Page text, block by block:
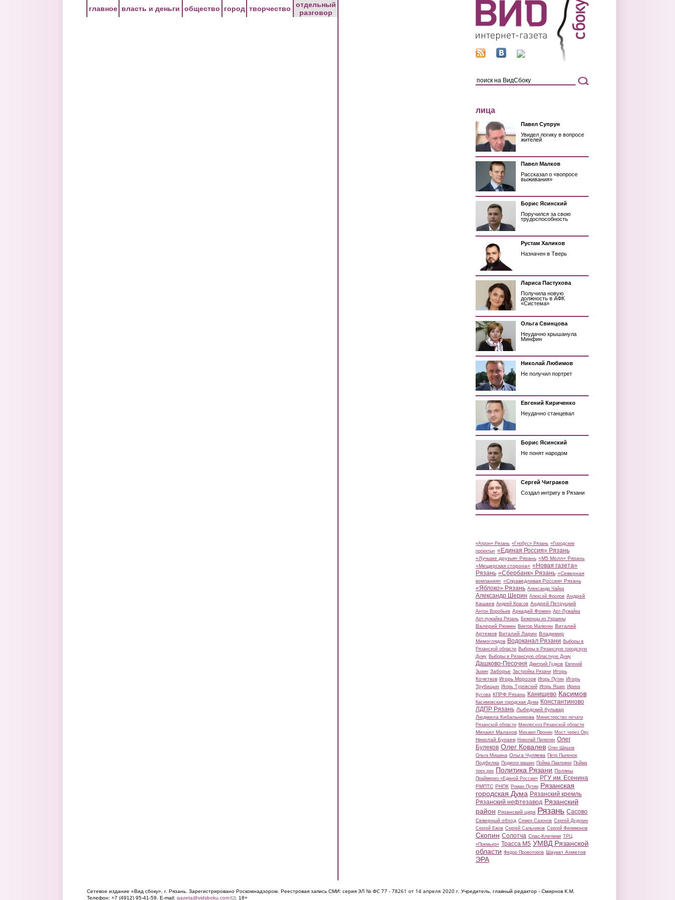
главное власть и деньги общество город творчество
отдельный
разговор
лица
Павел Супрун
Увидел логику в вопросе
жителей
Павел Малков
Рассказал о «вопросе
выживания»
Борис Ясинский
Поручился за свою
трудоспособность
Рустам Халиков
Назначен в Тверь
Лариса Пастухова
Получила новую
должность в АФК
«Система»
Ольга Свинцова
Неудачно крышанула
Минфин
Николай Любимов
Не получил портрет
Евгений Кириченко
Неудачно станцевал
Борис Ясинский
Не понят народом
Сергей Чиграков
Создал интригу в Рязани
«Атрон» Рязань «Глобус» Рязань «Городские
проекты» «Единая Россия» Рязань
«Лучшие друзья» Рязань «М5 Молл» Рязань
«Мещерская сторона» «Новая газета»
Рязань «Сбербанк» Рязань «Северная
компания» «Справедливая Россия» Рязань
«Яблоко» Рязань Александр Чайка
Александр Шерин Алексей Фролов Андрей
Кашаев Андрей Красов Андрей Петруцкий
Антон Воробьев Аркадий Фомин Арт-Лужайка
Арт-лужайка Рязань Беженцы из Украины
Валерий Рюмин Виктор Малюгин Виталий
Артемов Виталий Ларин Владимир
Мимоглядов Водоканал Рязани Выборы в
Рязанской области Выборы в Рязанскую городскую
Думу Выборы в Рязанскую областную Думу
Дашково-Песочня Дмитрий Гудков Евгений
Зызин Заборье Застройка Рязани Игорь
Кочетков Игорь Морозов Игорь Путин Игорь
Трубицын Игорь Туровский Игорь Яшин Ирина
Кусова КПРФ Рязань Канищево Касимов
Касимовская городская Дума Константиново
ЛДПР Рязань Лыбедский бульвар
Людмила Кибальникова Министерство печати
Рязанской области Минлесхоз Рязанской области
Михаил Малахов Михаил Пронин Мост через Оку
Николай Булаев Николай Пилюгин Олег
Булеков Олег Ковалев Олег Шишов
Ольга Мишина Ольга Чуляева Петр Пыленок
Подбелка Поджоги машин Пойма Павловки Пойма
трех рек Политика Рязани Поляны
Праймериз «Единой России» РГУ им. Есенина
РМПТС РНПК Роман Путин Рязанская
городская Дума Рязанский кремль
Рязанский нефтезавод Рязанский
район Рязанский цирк Рязань Сасово
Северный обход Семен Сазонов Сергей Дудукин
Сергей Ежов Сергей Сальников Сергей Филимонов
Скопин Солотча Спас-Клепики ТРЦ
«Премьер» Трасса М5 УМВД Рязанской
области Федор Провоторов Шаукат Ахметов
ЭРА
Сетевое издание «Вид сбоку», г. Рязань. Зарегистрировано Роскомнадзором. Реестровая запись СМИ: серия ЭЛ № ФС 77 - 78261 от 14 апреля 2020 г. Учредитель, главный редактор - Смирнов К.М.
Телефон: +7 (4912) 95-41-59. E-mail: gazeta@vidsboku.com(link sends e-mail)
. 18+